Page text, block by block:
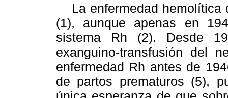
La enfermedad hemolítica
(1), aunque apenas en
sistema Rh (2). Desde
exanguino-transfusión del
enfermedad Rh antes de
de partos prematuros (5),